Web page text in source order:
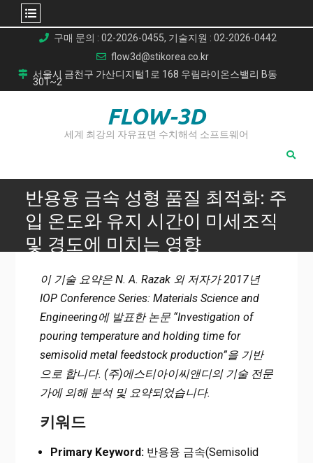
content
구매 문의 : 02-2026-0455, 기술지원 : 02-2026-0442
flow3d@stikorea.co.kr
서울시 금천구 가산디지털1로 168 우림라이온스밸리 B동
301~2
FLOW-3D
세계 최강의 자유표면 수치해석 소프트웨어
반용융 금속 성형 품질 최적화: 주
입 온도와 유지 시간이 미세조직
및 경도에 미치는 영향
반용융 금속 성형 품질 최적화: 주입 온도와 유지 시간이 미세
조직 및 경도에 미치는 영향
이 기술 요약은 N. A. Razak 외 저자가 2017년
IOP Conference Series: Materials Science and
Engineering에 발표한 논문 “Investigation of
pouring temperature and holding time for
semisolid metal feedstock production”을 기반
으로 합니다. (주)에스티아이씨앤디의 기술 전문
가에 의해 분석 및 요약되었습니다.
키워드
Primary Keyword:반용융 금속(Semisolid